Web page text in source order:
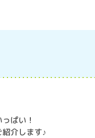
ぱい！
介します♪